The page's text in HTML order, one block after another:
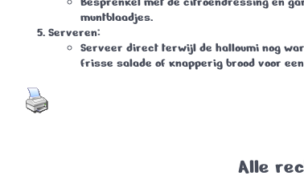
muntblaadjes.
Serveren:
Serveer direct terwijl de halloumi nog
frisse salade of knapperig brood voor
Alle